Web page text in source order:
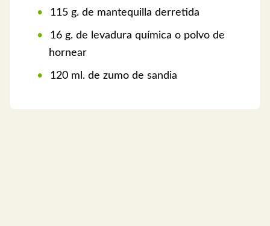
115 g. de mantequilla derretida
16 g. de levadura química o polvo de
hornear
120 ml. de zumo de sandia